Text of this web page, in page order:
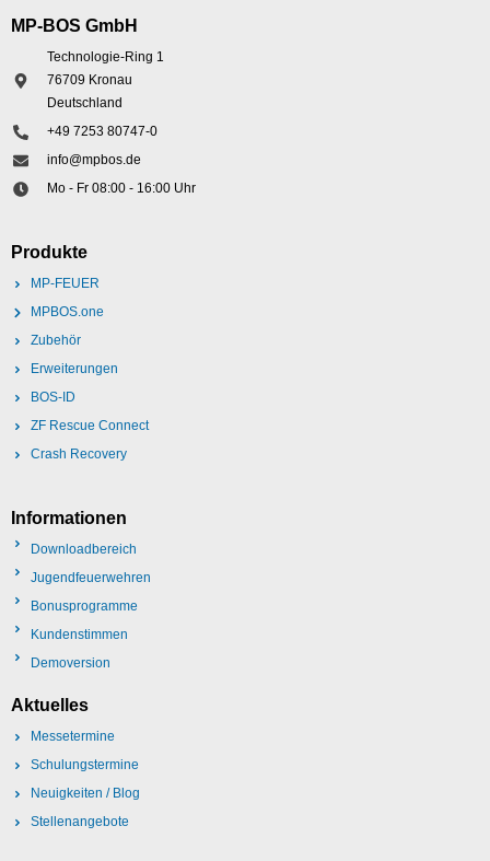
MP-BOS GmbH
Technologie-Ring 1
76709 Kronau
Deutschland
+49 7253 80747-0
info@mpbos.de
Mo - Fr 08:00 - 16:00 Uhr
Produkte
MP-FEUER
MPBOS.one
Zubehör
Erweiterungen
BOS-ID
ZF Rescue Connect
Crash Recovery
Informationen
Downloadbereich
Jugendfeuerwehren
Bonusprogramme
Kundenstimmen
Demoversion
Aktuelles
Messetermine
Schulungstermine
Neuigkeiten / Blog
Stellenangebote